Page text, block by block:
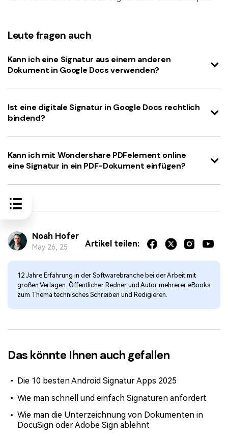
Leute fragen auch
Kann ich eine Signatur aus einem anderen
Dokument in Google Docs verwenden?
Ist eine digitale Signatur in Google Docs rechtlich
bindend?
Kann ich mit Wondershare PDFelement online
eine Signatur in ein PDF-Dokument einfügen?
Noah Hofer
May 26, 25 Artikel teilen:
12 Jahre Erfahrung in der Softwarebranche bei der Arbeit mit
großen Verlagen. Öffentlicher Redner und Autor mehrerer eBooks
zum Thema technisches Schreiben und Redigieren.
Das könnte Ihnen auch gefallen
Die 10 besten Android Signatur Apps 2025
Wie man schnell und einfach Signaturen anfordert
Wie man die Unterzeichnung von Dokumenten in
DocuSign oder Adobe Sign ablehnt